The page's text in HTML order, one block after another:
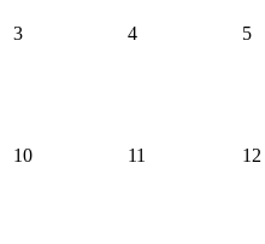
3 4 5
10 11 12